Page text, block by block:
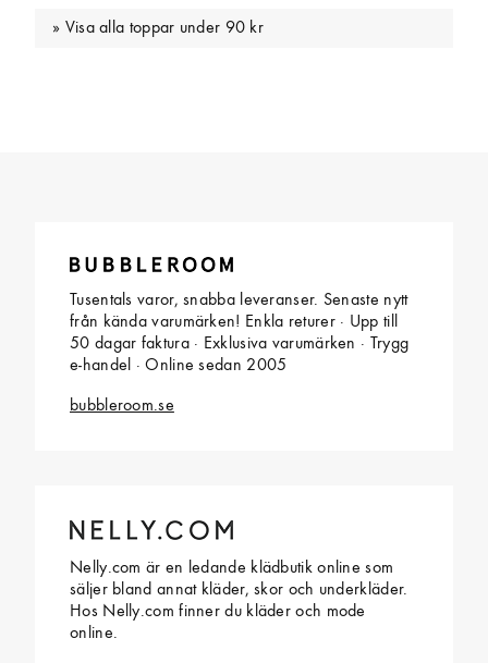
Visa alla toppar under 90 kr
Tusentals varor, snabba leveranser. Senaste nytt
från kända varumärken! Enkla returer · Upp till
50 dagar faktura · Exklusiva varumärken · Trygg
e-handel · Online sedan 2005
bubbleroom.se
Nelly.com är en ledande klädbutik online som
säljer bland annat kläder, skor och underkläder.
Hos Nelly.com finner du kläder och mode
online.